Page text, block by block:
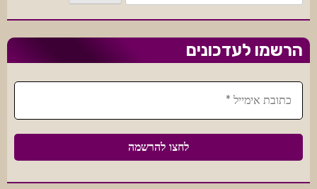
הרשמו לעדכונים